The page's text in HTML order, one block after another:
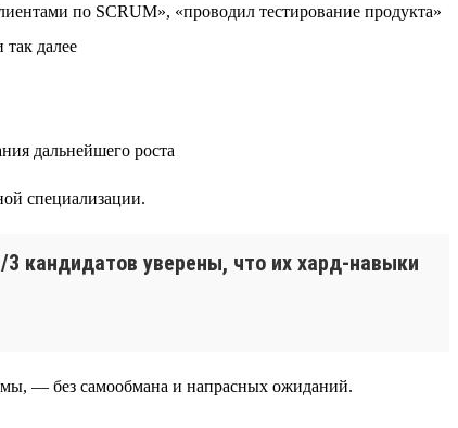
по SCRUM», «проводил тестирование продукта»
далее
дальнейшего роста
специализации.
3 кандидатов уверены, что их хард-навыки
— без самообмана и напрасных ожиданий.